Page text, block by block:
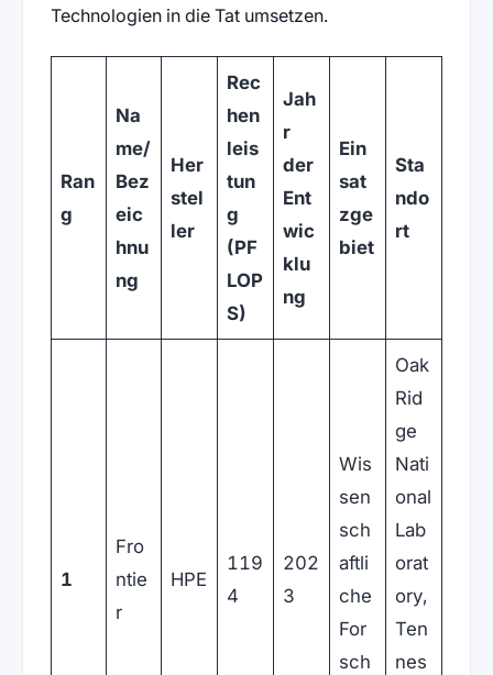
Technologien in die Tat umsetzen.
Ran
g
Na
me/
Bez
eic
hnu
ng
Her
stel
ler
Rec
hen
leis
tun
g
(PF
LOP
S)
Jah
r
der
Ent
wic
klu
ng
Ein
sat
zge
biet
Sta
ndo
rt
1
Fro
ntie
r
HPE
119
4
202
3
Wis
sen
sch
aftli
che
For
sch
Oak
Rid
ge
Nati
onal
Lab
orat
ory,
Ten
nes